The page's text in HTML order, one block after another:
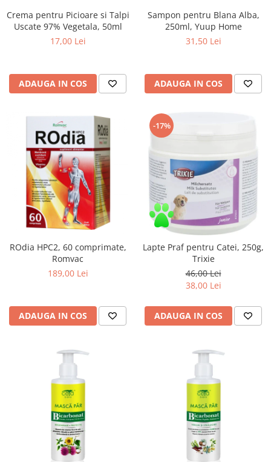
Crema pentru Picioare si Talpi
Uscate 97% Vegetala, 50ml
17,00 Lei
ADAUGA IN COS
Sampon pentru Blana Alba,
250ml, Yuup Home
31,50 Lei
ADAUGA IN COS
ROdia HPC2, 60 comprimate,
Romvac
189,00 Lei
ADAUGA IN COS
-17%
Lapte Praf pentru Catei, 250g,
Trixie
46,00 Lei
38,00 Lei
ADAUGA IN COS